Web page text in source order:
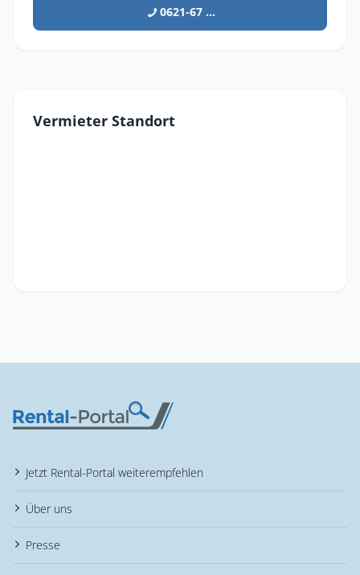
0621-67 ...
Vermieter Standort
Jetzt Rental-Portal weiterempfehlen
Über uns
Presse